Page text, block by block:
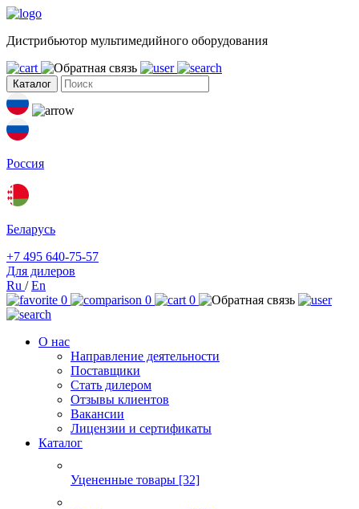
Дистрибьютор мультимедийного оборудования
Каталог
Россия
Беларусь
+7 495 640-75-57
Для дилеров
Ru /En
0
0 0
О нас
Направление деятельности
Поставщики
Стать дилером
Отзывы клиентов
Вакансии
Лицензии и сертификаты
Каталог
Уцененные товары [32]